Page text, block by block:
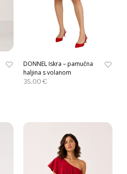
DONNEL Iskra – pamučna
haljina s volanom
35.00€